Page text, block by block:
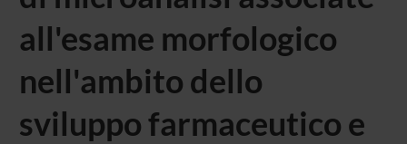
all'esame morfologico
nell'ambito dello
sviluppo farmaceutico e